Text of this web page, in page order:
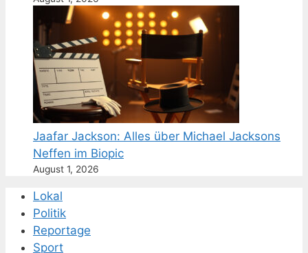
Jaafar Jackson: Alles über Michael Jacksons
Neffen im Biopic
August 1, 2026
Lokal
Politik
Reportage
Sport